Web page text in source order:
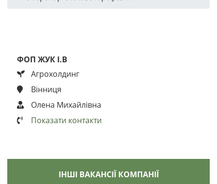
ФОП ЖУК І.В
Агрохолдинг
Вінниця
Олена Михайлівна
Показати контакти
ІНШІ ВАКАНСІЇ КОМПАНІЇ